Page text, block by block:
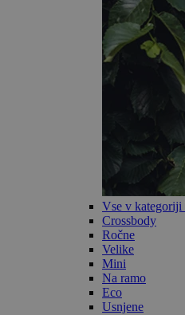
Vse v kategoriji
Crossbody
Ročne
Velike
Mini
Na ramo
Eco
Usnjene